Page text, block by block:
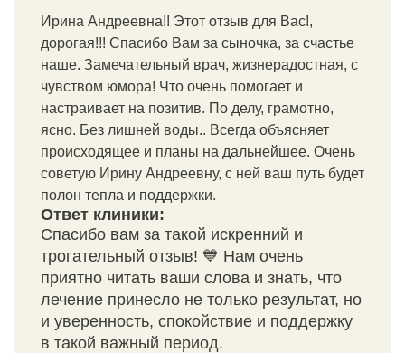
Ирина Андреевна!! Этот отзыв для Вас!,
дорогая!!! Спасибо Вам за сыночка, за счастье
наше. Замечательный врач, жизнерадостная, с
чувством юмора! Что очень помогает и
настраивает на позитив. По делу, грамотно,
ясно. Без лишней воды.. Всегда объясняет
происходящее и планы на дальнейшее. Очень
советую Ирину Андреевну, с ней ваш путь будет
полон тепла и поддержки.
Ответ клиники:
Спасибо вам за такой искренний и
трогательный отзыв! 💙 Нам очень
приятно читать ваши слова и знать, что
лечение принесло не только результат, но
и уверенность, спокойствие и поддержку
в такой важный период.